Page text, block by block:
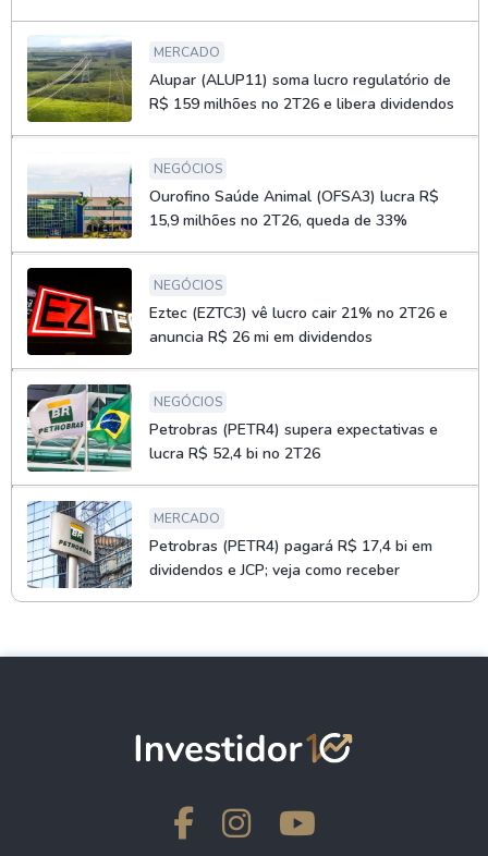
MERCADO
Alupar (ALUP11) soma lucro regulatório de
R$ 159 milhões no 2T26 e libera dividendos
NEGÓCIOS
Ourofino Saúde Animal (OFSA3) lucra R$
15,9 milhões no 2T26, queda de 33%
NEGÓCIOS
Eztec (EZTC3) vê lucro cair 21% no 2T26 e
anuncia R$ 26 mi em dividendos
NEGÓCIOS
Petrobras (PETR4) supera expectativas e
lucra R$ 52,4 bi no 2T26
MERCADO
Petrobras (PETR4) pagará R$ 17,4 bi em
dividendos e JCP; veja como receber